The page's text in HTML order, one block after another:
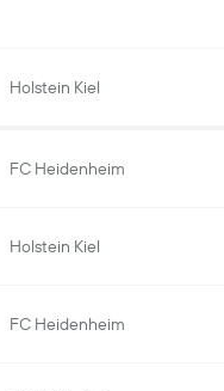
Holstein Kiel
FC Heidenheim
Holstein Kiel
FC Heidenheim